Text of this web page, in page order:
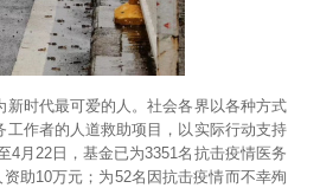
时代最可爱的人。社会各界以各种方式
作者的人道救助项目，以实际行动支持
4月22日，基金已为3351名抗击疫情医务
助10万元；为52名因抗击疫情而不幸殉